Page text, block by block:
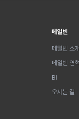
메일빈
메일빈 소개
메일빈 연혁
BI
오시는 길